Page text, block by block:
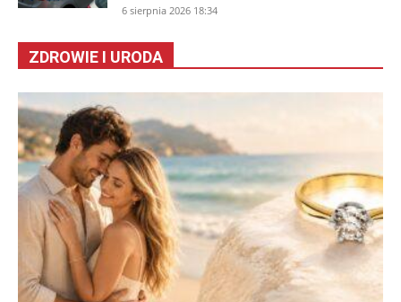
6 sierpnia 2026 18:34
ZDROWIE I URODA